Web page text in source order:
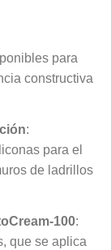
para
constructiva
:
para el
de ladrillos
100:
que se aplica